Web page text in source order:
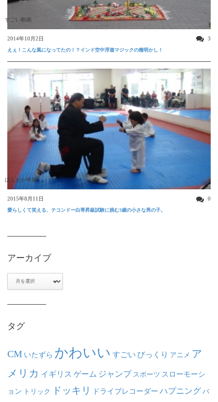
すごい動画
2014年10月2日 3
えぇ！こんな風になってたの！？インド空中浮遊マジックの種明かし！
ほんわか映像
2015年8月11日 0
愛らしくて笑える、テコンドー白帯昇級試験に挑む3歳の小さな男の子。
アーカイブ
タグ
CM いたずら かわいい すごい びっくり アニメ ア
メリカ イギリス ゲーム ジャンプ スポーツ スローモーシ
ョン トリック ドッキリ ドライブレコーダー ハプニング バ